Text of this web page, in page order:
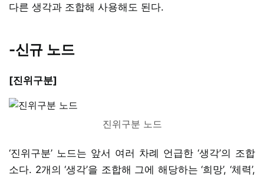
다른 생각과 조합해 사용해도 된다.
-신규 노드
[진위구분]
진위구분 노드
‘진위구분’ 노드는 앞서 여러 차례 언급한 ‘생각’의 조합
소다. 2개의 ‘생각’을 조합해 그에 해당하는 ‘희망’, ‘체력’,